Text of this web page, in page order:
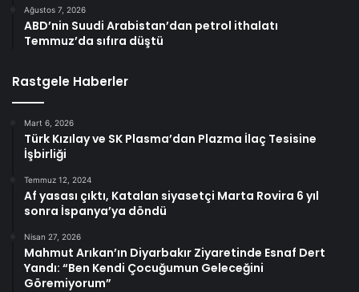
Ağustos 7, 2026
ABD’nin Suudi Arabistan’dan petrol ithalatı
Temmuz’da sıfıra düştü
Rastgele Haberler
Mart 6, 2026
Türk Kızılay ve SK Plasma’dan Plazma İlaç Tesisine
İşbirliği
Temmuz 12, 2024
Af yasası çıktı, Katalan siyasetçi Marta Rovira 6 yıl
sonra İspanya’ya döndü
Nisan 27, 2026
Mahmut Arıkan’ın Diyarbakır Ziyaretinde Esnaf Dert
Yandı: “Ben Kendi Çocuğumun Geleceğini
Göremiyorum”